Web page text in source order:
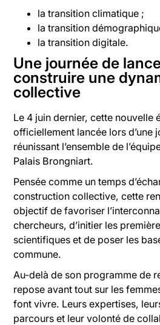
la transition climatique ;
la transition
la transition digitale.
Une journée de
construire une
collective
Le 4 juin dernier, cette nouvelle
officiellement lancée lors d’une
réunissant l’ensemble de
Palais Brongniart.
Pensée comme un temps
construction collective, cette
objectif de favoriser
chercheurs, d’initier les
scientifiques et de poser les
commune.
Au-delà de son programme de
repose avant tout sur les
font vivre. Leurs expertises,
parcours et leur volonté de